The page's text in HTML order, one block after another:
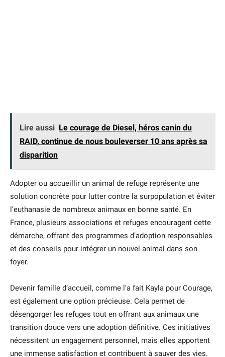
Lire aussi Le courage de Diesel, héros canin du
RAID, continue de nous bouleverser 10 ans après sa
disparition
Adopter ou accueillir un animal de refuge représente une
solution concrète pour lutter contre la surpopulation et éviter
l’euthanasie de nombreux animaux en bonne santé. En
France, plusieurs associations et refuges encouragent cette
démarche, offrant des programmes d’adoption responsables
et des conseils pour intégrer un nouvel animal dans son
foyer.
Devenir famille d’accueil, comme l’a fait Kayla pour Courage,
est également une option précieuse. Cela permet de
désengorger les refuges tout en offrant aux animaux une
transition douce vers une adoption définitive. Ces initiatives
nécessitent un engagement personnel, mais elles apportent
une immense satisfaction et contribuent à sauver des vies.